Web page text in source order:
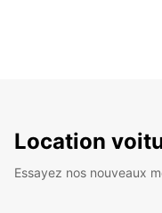
Location
Essayez nos nouveaux